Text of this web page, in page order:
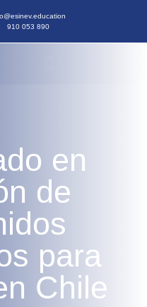
910 053 890
en
de
para
Chile